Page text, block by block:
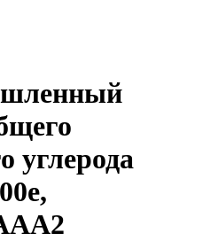
углерода